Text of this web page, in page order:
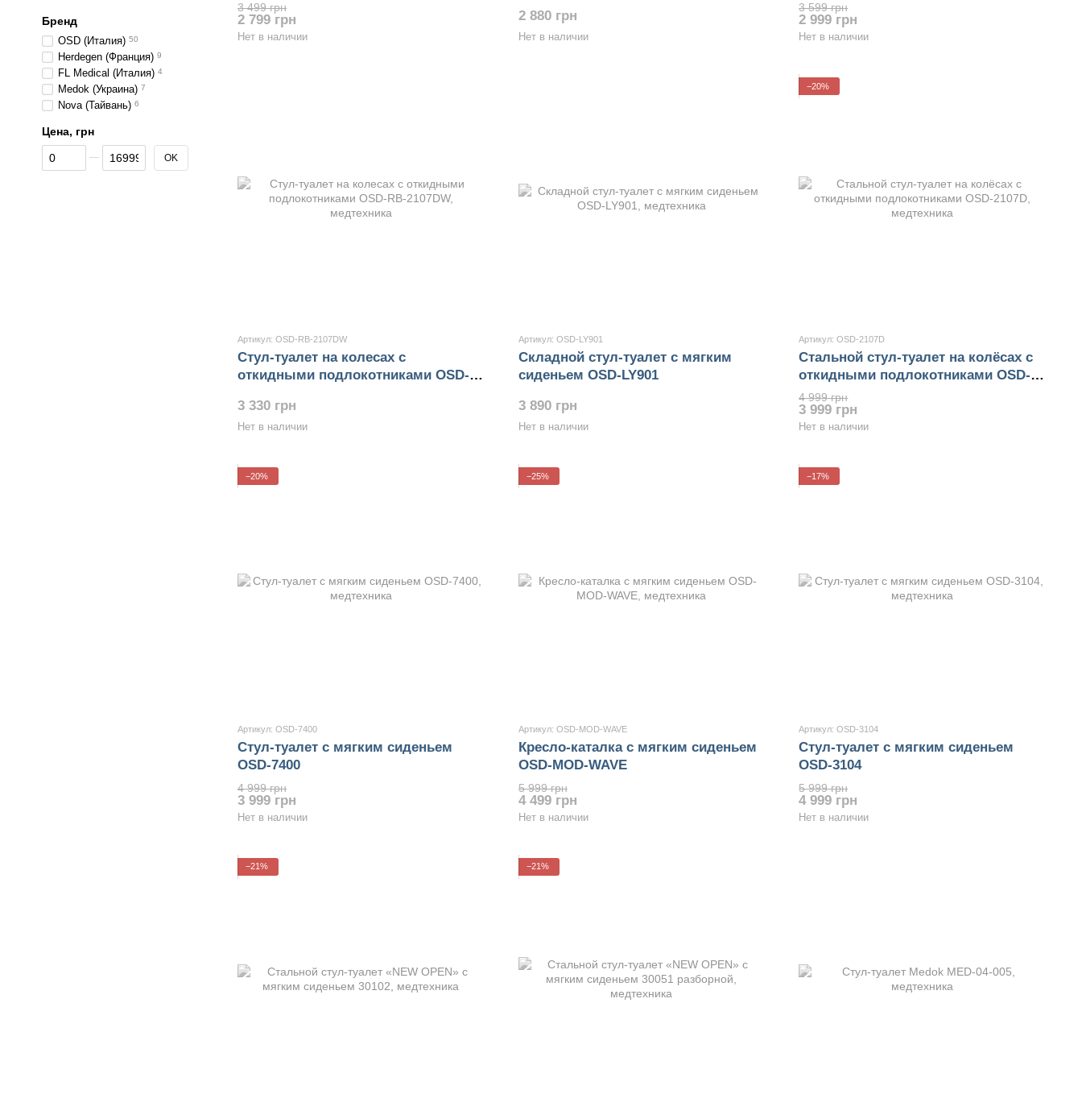
3 499 грн
2 799 грн
Нет в наличии
2 880 грн
Нет в наличии
3 599 грн
2 999 грн
Нет в наличии
Артикул: OSD-RB-2107DW
Стул-туалет на колесах с
откидными подлокотниками OSD-
3 330 грн
Нет в наличии
Артикул: OSD-LY901
Складной стул-туалет с мягким
сиденьем OSD-LY901
3 890 грн
Нет в наличии
−20%
Артикул: OSD-2107D
Стальной стул-туалет на колёсах с
откидными подлокотниками OSD-
2107D
4 999 грн
3 999 грн
Нет в наличии
−20%
Артикул: OSD-7400
Стул-туалет с мягким сиденьем
OSD-7400
4 999 грн
3 999 грн
Нет в наличии
−25%
Артикул: OSD-MOD-WAVE
Кресло-каталка с мягким сиденьем
OSD-MOD-WAVE
5 999 грн
4 499 грн
Нет в наличии
−17%
Артикул: OSD-3104
Стул-туалет с мягким сиденьем
OSD-3104
5 999 грн
4 999 грн
Нет в наличии
−21% −21%
Бренд
OSD (Италия) 50
Herdegen (Франция) 9
FL Medical (Италия) 4
Medok (Украина) 7
Nova (Тайвань) 6
Цена, грн
От Цена, грн
До Цена, грн OK